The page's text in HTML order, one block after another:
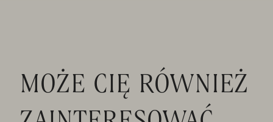
MOŻE CIĘ RÓWNIEŻ